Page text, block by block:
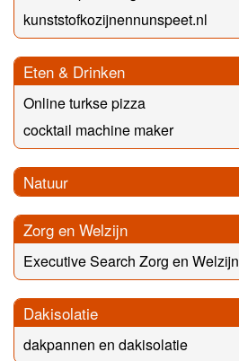
kunststofkozijnennunspeet.nl
Eten & Drinken
Online turkse pizza
cocktail machine maker
Natuur
Zorg en Welzijn
Executive Search Zorg en Welzijn
Dakisolatie
dakpannen en dakisolatie